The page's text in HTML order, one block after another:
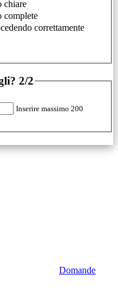
chiare
complete
correttamente
2/2
Inserire massimo 200
Domande